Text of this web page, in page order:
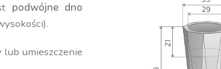
podwójne dno
umieszczenie